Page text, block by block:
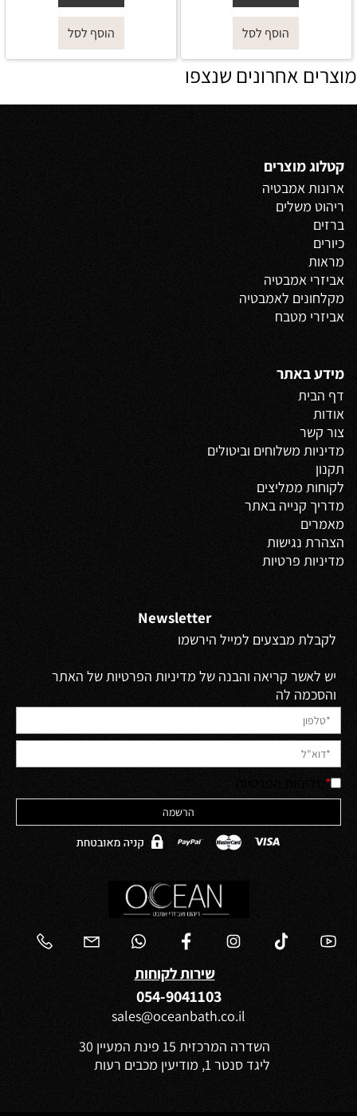
הוסף לסל הוסף לסל
מוצרים אחרונים שנצפו
קטלוג מוצרים
ארונות אמבטיה
ריהוט משלים
ברזים
כיורים
מראות
אביזרי אמבטיה
מקלחונים לאמבטיה
אביזרי מטבח
מידע באתר
דף הבית
אודות
צור קשר
מדיניות משלוחים וביטולים
תקנון
לקוחות ממליצים
מדריך קנייה באתר
מאמרים
הצהרת נגישות
מדיניות פרטיות
Newsletter
לקבלת מבצעים למייל הירשמו
יש לאשר קריאה והבנה של מדיניות הפרטיות של האתר
והסכמה לה
*
שירות לקוחות
054-9041103
sales@oceanbath.co.il
השדרה המרכזית 15 פינת המעיין 30
ליגד סנטר 1, מודיעין מכבים רעות